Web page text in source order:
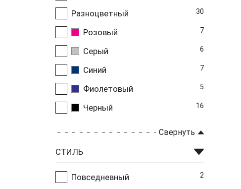
Разноцветный 30
Розовый 7
Серый 6
Синий 7
Фиолетовый 5
Черный 16
Свернуть
СТИЛЬ
Повседневный 2